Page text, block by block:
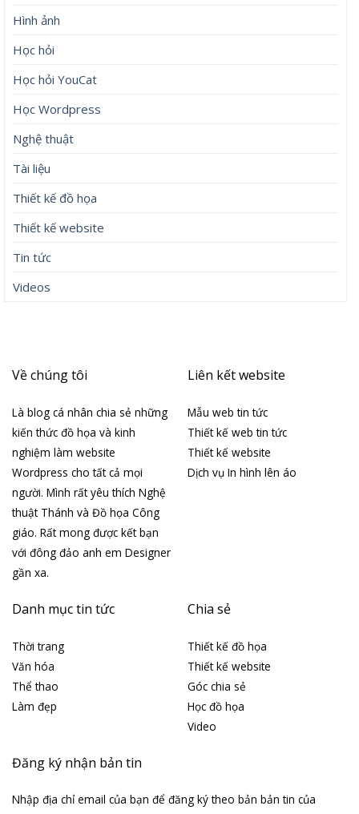
Hình ảnh
Học hỏi
Học hỏi YouCat
Học Wordpress
Nghệ thuật
Tài liệu
Thiết kế đồ họa
Thiết kế website
Tin tức
Videos
Về chúng tôi
Là blog cá nhân chia sẻ những
kiến thức đồ họa và kinh
nghiệm làm website
Wordpress cho tất cả mọi
người. Mình rất yêu thích Nghệ
thuật Thánh và Đồ họa Công
giáo. Rất mong được kết bạn
với đông đảo anh em Designer
gần xa.
Liên kết website
Mẫu web tin tức
Thiết kế web tin tức
Thiết kế website
Dịch vụ In hình lên áo
Danh mục tin tức
Thời trang
Văn hóa
Thể thao
Làm đẹp
Chia sẻ
Thiết kế đồ họa
Thiết kế website
Góc chia sẻ
Học đồ họa
Video
Đăng ký nhận bản tin
Nhập địa chỉ email của bạn để đăng ký theo bản bản tin của